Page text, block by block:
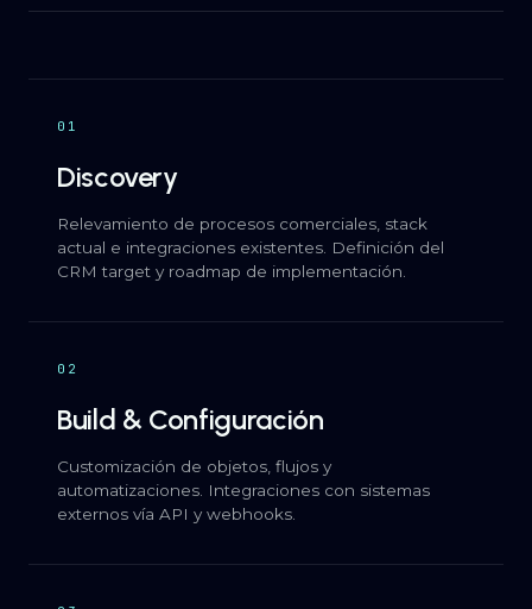
01
Discovery
Relevamiento de procesos comerciales, stack
actual e integraciones existentes. Definición del
CRM target y roadmap de implementación.
02
Build & Configuración
Customización de objetos, flujos y
automatizaciones. Integraciones con sistemas
externos vía API y webhooks.